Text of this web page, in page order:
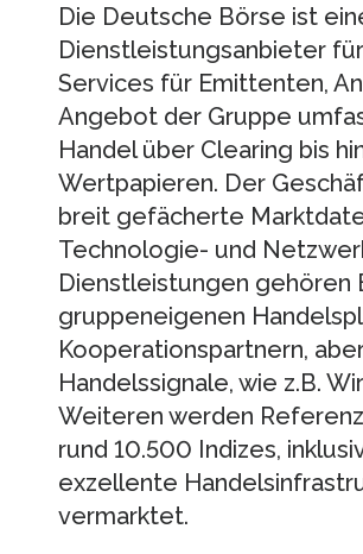
Die Deutsche Börse ist
Dienstleistungsanbieter
Services für Emittenten,
Angebot der Gruppe
Handel über Clearing bis
Wertpapieren. Der
breit gefächerte
Technologie- und
Dienstleistungen gehören
gruppeneigenen
Kooperationspartnern,
Handelssignale, wie z.B.
Weiteren werden
rund 10.500 Indizes,
exzellente
vermarktet.